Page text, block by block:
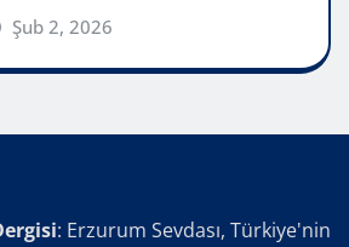
Şub 2, 2026
: Erzurum Sevdası, Türkiye'nin